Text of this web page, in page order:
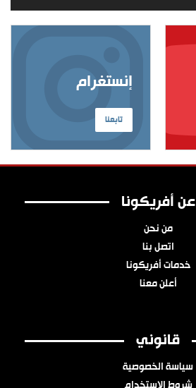
إنستغرام
تابعنا
عن أفريكونا
من نحن
اتصل بنا
خدمات أفريكونا
أعلن معنا
قانوني
سياسة الخصوصية